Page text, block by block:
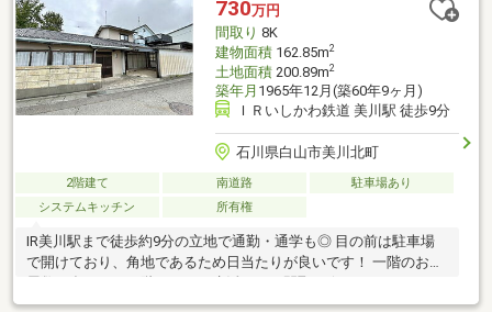
ー、コンビニ、ドラッグストアも。・小中学校・こども園・図書
館など子育て世帯にも◎
730万円
間取り 8K
建物面積162.85m2
土地面積200.89m2
築年月 1965年12月(築60年9ヶ月)
ＩＲいしかわ鉄道 美川駅 徒歩9分
石川県白山市美川北町
2階建て 南道路
駐車場あり
システムキッチン
所有権
IR美川駅まで徒歩約9分の立地で通勤・通学も◎ 目の前は駐車場
で開けており、角地であるため日当たりが良いです！ 一階のお部